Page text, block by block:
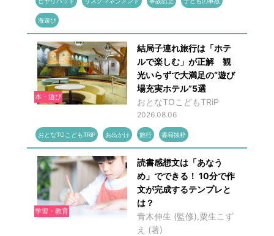
海遊び
本・遊び
結局子連れ旅行は「ホテ
ルで楽しむ」が正解 観
光いらずで大満足の“遊び
場充実ホテル”5選
おとなTOこどもTRiP
2026.08.06
おとなTOこどもTRiP お出かけ 旅行 書籍抜粋
学習・教育
読書感想文は「あなう
め」でできる！ 10分で作
文が完成するテンプレと
は？
青木伸生 (監修),粟生こず
え (著)